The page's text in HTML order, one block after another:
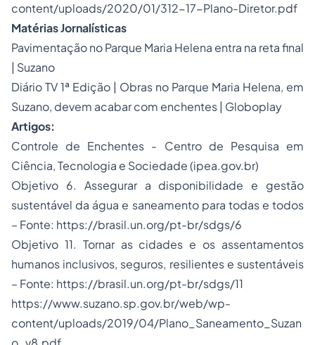
content/uploads/2020/01/312-17-Plano-Diretor.pdf
Matérias Jornalísticas
Pavimentação no Parque Maria Helena entra na reta final
| Suzano
Diário TV 1ª Edição | Obras no Parque Maria Helena, em
Suzano, devem acabar com enchentes | Globoplay
Artigos:
Controle de Enchentes - Centro de Pesquisa em
Ciência, Tecnologia e Sociedade (ipea.gov.br)
Objetivo 6. Assegurar a disponibilidade e gestão
sustentável da água e saneamento para todas e todos
– Fonte: https://brasil.un.org/pt-br/sdgs/6
Objetivo 11. Tornar as cidades e os assentamentos
humanos inclusivos, seguros, resilientes e sustentáveis
– Fonte: https://brasil.un.org/pt-br/sdgs/11
https://www.suzano.sp.gov.br/web/wp-
content/uploads/2019/04/Plano_Saneamento_Suzan